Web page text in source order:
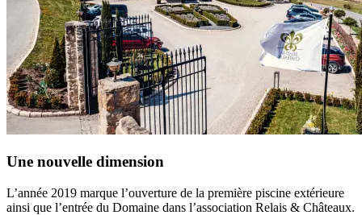
Une nouvelle dimension
L’année 2019 marque l’ouverture de la première piscine extérieure
ainsi que l’entrée du Domaine dans l’association Relais & Châteaux.